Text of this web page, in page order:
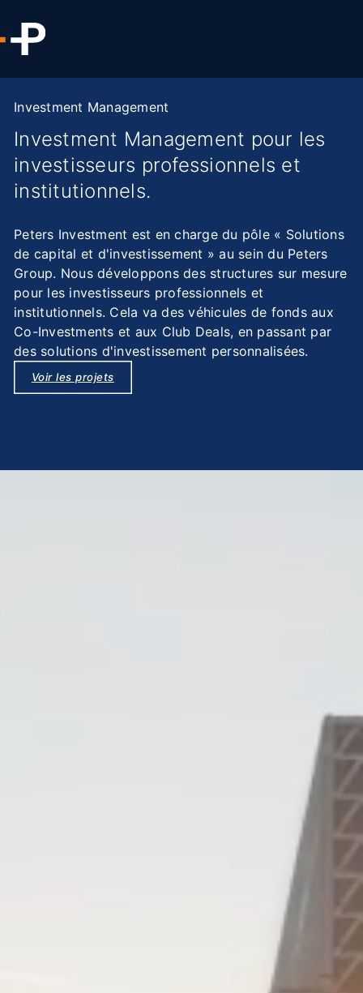
Investment Management
Investment Management pour les
investisseurs professionnels et
institutionnels.
Peters Investment est en charge du pôle « Solutions
de capital et d'investissement » au sein du Peters
Group. Nous développons des structures sur mesure
pour les investisseurs professionnels et
institutionnels. Cela va des véhicules de fonds aux
Co-Investments et aux Club Deals, en passant par
des solutions d'investissement personnalisées.
Voir les projets